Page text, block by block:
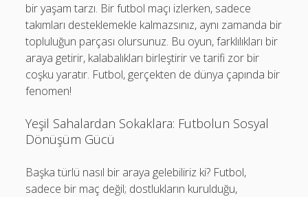
bir yaşam tarzı. Bir futbol maçı izlerken, sadece
takımları desteklemekle kalmazsınız, aynı zamanda bir
topluluğun parçası olursunuz. Bu oyun, farklılıkları bir
araya getirir, kalabalıkları birleştirir ve tarifi zor bir
coşku yaratır. Futbol, gerçekten de dünya çapında bir
fenomen!
Yeşil Sahalardan Sokaklara: Futbolun Sosyal
Dönüşüm Gücü
Başka türlü nasıl bir araya gelebiliriz ki? Futbol,
sadece bir maç değil; dostlukların kurulduğu,